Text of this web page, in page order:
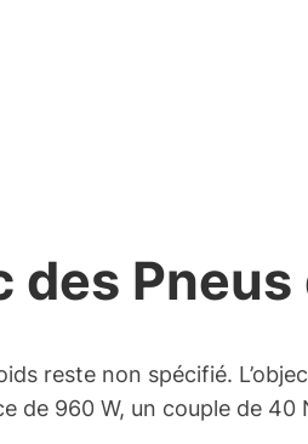
Pneus
reste non spécifié.
de 960 W, un couple de 40